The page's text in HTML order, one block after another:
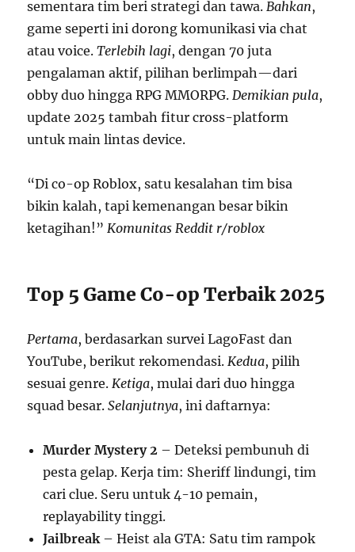
sementara tim beri strategi dan tawa.Bahkan,
game seperti ini dorong komunikasi via chat
atau voice.Terlebih lagi, dengan 70 juta
pengalaman aktif, pilihan berlimpah—dari
obby duo hingga RPG MMORPG.Demikian pula,
update 2025 tambah fitur cross-platform
untuk main lintas device.
“Di co-op Roblox, satu kesalahan tim bisa
bikin kalah, tapi kemenangan besar bikin
ketagihan!”Komunitas Reddit r/roblox
Top 5 Game Co-op Terbaik 2025
Pertama, berdasarkan survei LagoFast dan
YouTube, berikut rekomendasi.Kedua, pilih
sesuai genre.Ketiga, mulai dari duo hingga
squad besar.Selanjutnya, ini daftarnya:
Murder Mystery 2 – Deteksi pembunuh di
pesta gelap. Kerja tim: Sheriff lindungi, tim
cari clue. Seru untuk 4-10 pemain,
replayability tinggi.
Jailbreak– Heist ala GTA: Satu tim rampok